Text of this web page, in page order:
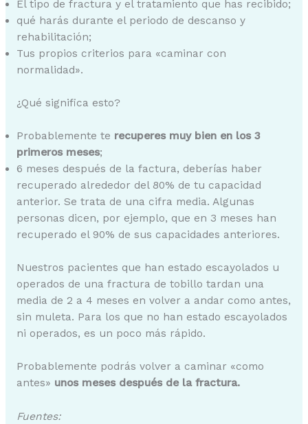
El tipo de fractura y el tratamiento que has recibido;
qué harás durante el periodo de descanso y
rehabilitación;
Tus propios criterios para «caminar con
normalidad».
¿Qué significa esto?
Probablemente te recuperes muy bien en los 3
primeros meses;
6 meses después de la factura, deberías haber
recuperado alrededor del 80% de tu capacidad
anterior. Se trata de una cifra media. Algunas
personas dicen, por ejemplo, que en 3 meses han
recuperado el 90% de sus capacidades anteriores.
Nuestros pacientes que han estado escayolados u
operados de una fractura de tobillo tardan una
media de 2 a 4 meses en volver a andar como antes,
sin muleta. Para los que no han estado escayolados
ni operados, es un poco más rápido.
Probablemente podrás volver a caminar «como
antes» unos meses después de la fractura.
Fuentes: